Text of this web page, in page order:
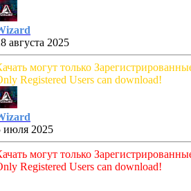
августа 2025
могут только
Registered Users can download!
июля 2025
могут только
Registered Users can download!